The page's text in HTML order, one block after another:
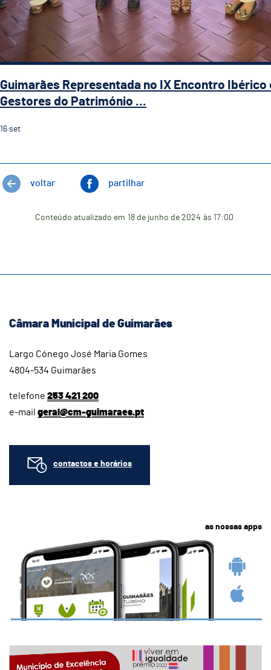
Guimarães Representada no IX Encontro Ibérico
Gestores do Património ...
16 set
voltar partilhar
Conteúdo atualizado em 18 de junho de 2024 às 17:00
Câmara Municipal de Guimarães
Largo Cónego José Maria Gomes
4804-534 Guimarães
telefone 253 421 200
e-mail geral@cm-guimaraes.pt
contactos e horários
as nossas apps